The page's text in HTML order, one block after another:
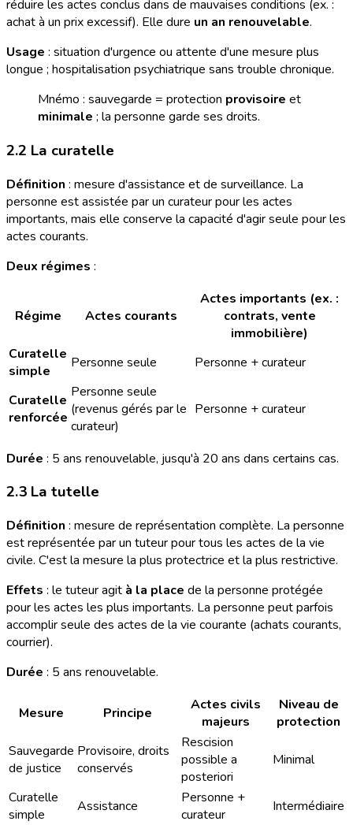
réduire les actes conclus dans de mauvaises conditions (ex. :
achat à un prix excessif). Elle dure un an renouvelable.
Usage : situation d'urgence ou attente d'une mesure plus
longue ; hospitalisation psychiatrique sans trouble chronique.
Mnémo : sauvegarde = protection provisoire et
minimale ; la personne garde ses droits.
2.2 La curatelle
Définition : mesure d'assistance et de surveillance. La
personne est assistée par un curateur pour les actes
importants, mais elle conserve la capacité d'agir seule pour les
actes courants.
Deux régimes :
Régime Actes courants
Actes importants (ex. :
contrats, vente
immobilière)
Curatelle
simple
Personne seule Personne + curateur
Curatelle
renforcée
Personne seule
(revenus gérés par le
curateur)
Personne + curateur
Durée : 5 ans renouvelable, jusqu'à 20 ans dans certains cas.
2.3 La tutelle
Définition : mesure de représentation complète. La personne
est représentée par un tuteur pour tous les actes de la vie
civile. C'est la mesure la plus protectrice et la plus restrictive.
Effets : le tuteur agit à la place de la personne protégée
pour les actes les plus importants. La personne peut parfois
accomplir seule des actes de la vie courante (achats courants,
courrier).
Durée : 5 ans renouvelable.
Mesure Principe
Actes civils
majeurs
Niveau de
protection
Sauvegarde
de justice
Provisoire, droits
conservés
Rescision
possible a
posteriori
Minimal
Curatelle
simple
Assistance
Personne +
curateur
Intermédiaire